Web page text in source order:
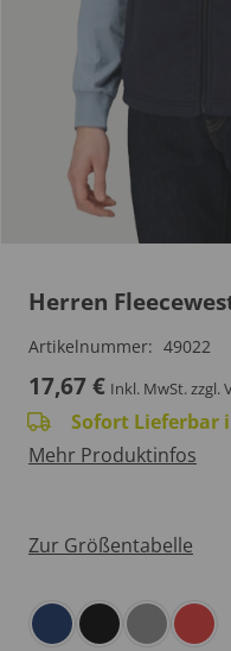
Herren
Artikelnummer: 49022
17,67€ Inkl. MwSt.zzgl.
Sofort Lieferbar
Mehr Produktinfos
Zur Größentabelle